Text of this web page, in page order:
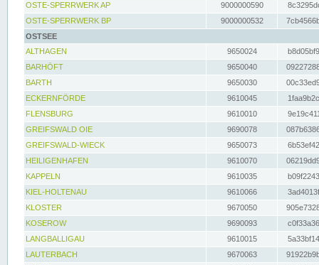
OSTE-SPERRWERK AP
9000000590
OSTE-SPERRWERK BP
9000000532
OSTSEE
ALTHAGEN
9650024
BARHÖFT
9650040
BARTH
9650030
ECKERNFÖRDE
9610045
FLENSBURG
9610010
GREIFSWALD OIE
9690078
GREIFSWALD-WIECK
9650073
HEILIGENHAFEN
9610070
KAPPELN
9610035
KIEL-HOLTENAU
9610066
KLOSTER
9670050
KOSEROW
9690093
LANGBALLIGAU
9610015
LAUTERBACH
9670063